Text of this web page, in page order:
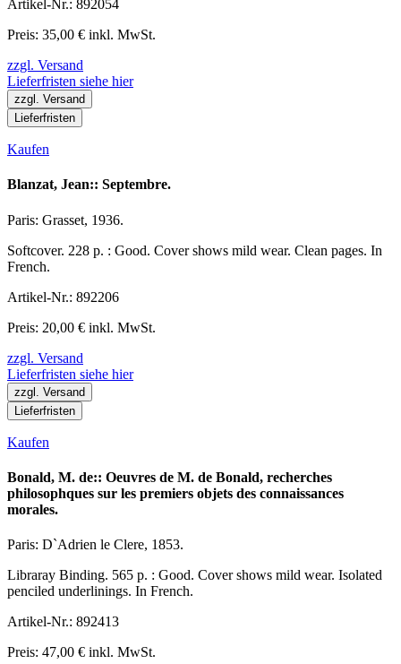
Artikel-Nr.: 892054
Preis: 35,00 € inkl. MwSt.
zzgl. Versand
Lieferfristen siehe hier
zzgl. Versand
Lieferfristen
Kaufen
Blanzat, Jean:: Septembre.
Paris: Grasset, 1936.
Softcover. 228 p. : Good. Cover shows mild wear. Clean pages. In
French.
Artikel-Nr.: 892206
Preis: 20,00 € inkl. MwSt.
zzgl. Versand
Lieferfristen siehe hier
zzgl. Versand
Lieferfristen
Kaufen
Bonald, M. de:: Oeuvres de M. de Bonald, recherches
philosophques sur les premiers objets des connaissances
morales.
Paris: D`Adrien le Clere, 1853.
Libraray Binding. 565 p. : Good. Cover shows mild wear. Isolated
penciled underlinings. In French.
Artikel-Nr.: 892413
Preis: 47,00 € inkl. MwSt.